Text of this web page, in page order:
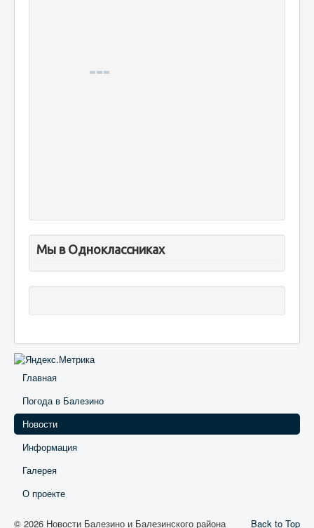
Мы в Одноклассниках
Главная
Погода в Балезино
Новости
Информация
Галерея
О проекте
Back to Top
© 2026 Новости Балезино и Балезинского района